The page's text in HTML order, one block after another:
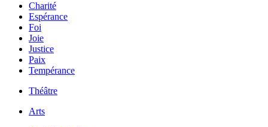
Charité
Espérance
Foi
Joie
Justice
Paix
Tempérance
Théâtre
Arts